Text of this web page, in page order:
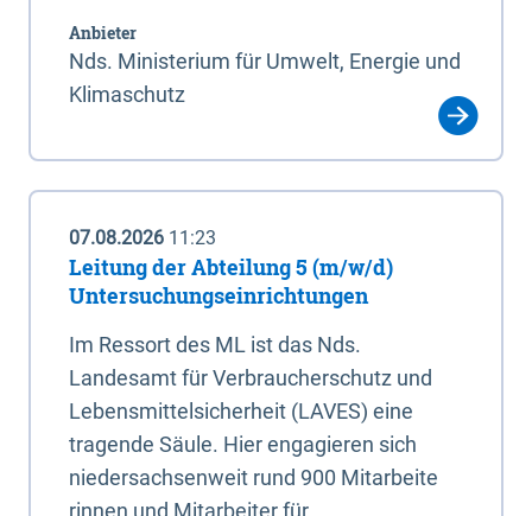
Anbieter
Nds. Ministerium für Umwelt, Energie und
Klimaschutz
07.08.2026 11:23
Leitung der Abteilung 5 (m/w/d)
Untersuchungseinrichtungen
Im Ressort des ML ist das Nds.
Landesamt für Verbraucherschutz und
Lebensmittelsicherheit (LAVES) eine
tragende Säule. Hier engagieren sich
niedersachsenweit rund 900 Mitarbeite